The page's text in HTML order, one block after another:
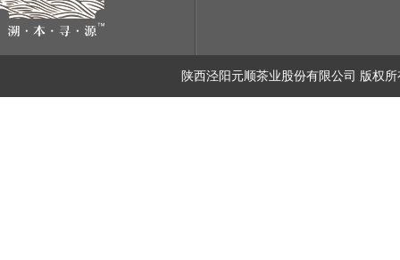
陕西泾阳元顺茶业股份有限公司 版权